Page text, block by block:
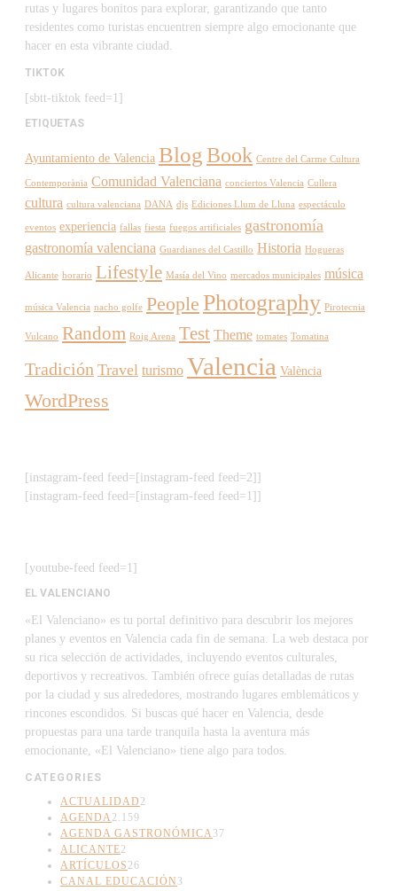
rutas y lugares bonitos para explorar, garantizando que tanto
residentes como turistas encuentren siempre algo emocionante que
hacer en esta vibrante ciudad.
TIKTOK
[sbtt-tiktok feed=1]
ETIQUETAS
Ayuntamiento de Valencia BlogBook Centre del Carme Cultura
Contemporània Comunidad Valenciana conciertos Valencia Cullera
cultura cultura valenciana DANA djs Ediciones Llum de Lluna espectáculo
eventos experiencia fallas fiesta fuegos artificiales gastronomía
gastronomía valenciana Guardianes del Castillo Historia Hogueras
Alicante horario Lifestyle Masía del Vino mercados municipales música
música Valencia nacho golfe People Photography Pirotecnia
Vulcano Random Roig Arena Test Theme tomates Tomatina
Tradición Travel turismo Valencia València
WordPress
[instagram-feed feed=[instagram-feed feed=2]]
[instagram-feed feed=[instagram-feed feed=1]]
[youtube-feed feed=1]
EL VALENCIANO
«El Valenciano» es tu portal definitivo para descubrir los mejores
planes y eventos en Valencia cada fin de semana. La web destaca por
su rica selección de actividades, incluyendo eventos culturales,
deportivos y recreativos. También ofrece guías detalladas de rutas
por la ciudad y sus alrededores, mostrando lugares emblemáticos y
rincones escondidos. Si buscas qué hacer en Valencia, desde
propuestas para una tarde tranquila hasta la aventura más
emocionante, «El Valenciano» tiene algo para todos.
CATEGORIES
ACTUALIDAD 2
AGENDA2.159
AGENDA GASTRONÓMICA37
ALICANTE2
ARTÍCULOS 26
CANAL EDUCACIÓN 3